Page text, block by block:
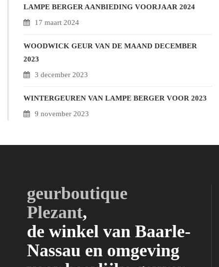
LAMPE BERGER AANBIEDING VOORJAAR 2024
17 maart 2024
WOODWICK GEUR VAN DE MAAND DECEMBER
2023
3 december 2023
WINTERGEUREN VAN LAMPE BERGER VOOR 2023
9 november 2023
geurboutique
Plezant,
de winkel van Baarle-
Nassau en omgeving